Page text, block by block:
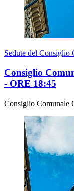
Sedute del Consiglio
Consiglio
- ORE 18:45
Consiglio Comunale